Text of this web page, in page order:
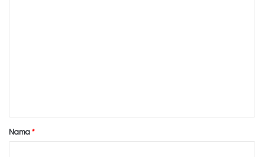
rNama *